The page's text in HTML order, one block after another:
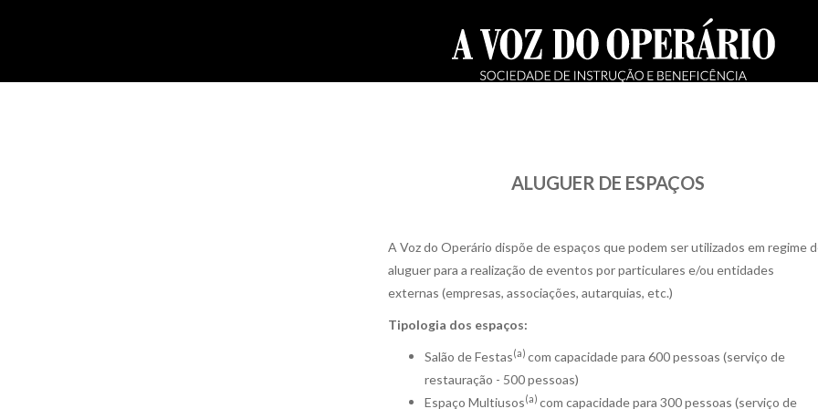
ALUGUER DE ESPAÇOS
A Voz do Operário dispõe de espaços que podem ser utilizados em regime
aluguer para a realização de eventos por particulares e/ou entidades
externas (empresas, associações, autarquias, etc.)
Tipologia dos espaços:
Salão de Festas(a) com capacidade para 600 pessoas (serviço de
restauração - 500 pessoas)
Espaço Multiusos(a) com capacidade para 300 pessoas (serviço de